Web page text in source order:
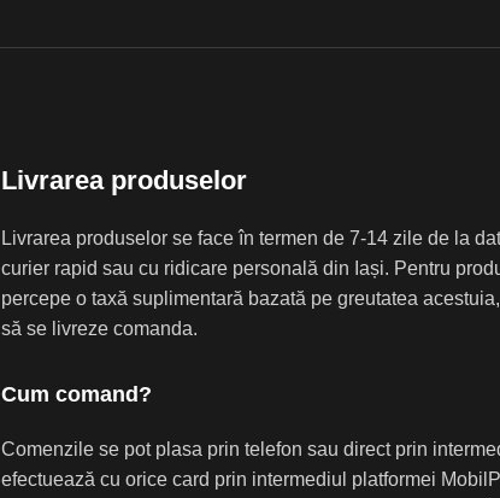
Livrarea produselor
Livrarea produselor se face în termen de 7-14 zile de la
curier rapid sau cu ridicare personală din Iași. Pentru
percepe o taxă suplimentară bazată pe greutatea
să se livreze comanda.
Cum comand?
Comenzile se pot plasa prin telefon sau direct prin
efectuează cu orice card prin intermediul platformei